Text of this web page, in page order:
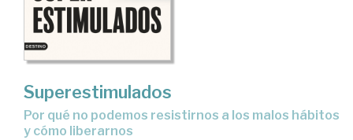
Superestimulados
Por qué no podemos resistirnos a los malos hábitos
y cómo liberarnos